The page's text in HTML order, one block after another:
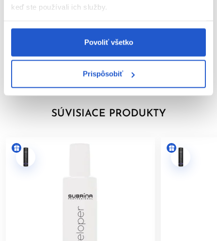
keď ste používali ich služby.
Povoliť všetko
Prispôsobiť
Zabráňte kontaktu s očami. Pri zasiahnutí očí ich okamžite
Používajte vhodné ochranné rukavice.
Uchovávajte mimo dosahu detí.
Výrobok je určený len naprofesionálne použitie v
Po aplikácii vlasy dôkladne opláchnite.
Dodržiavanie uvedených pokynov pomáha minimalizovať riziko
SÚVISIACE PRODUKTY